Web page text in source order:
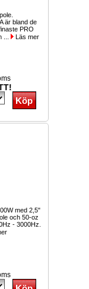
är bland de
PRO
...
Läs mer
med 2,5"
och 50-oz
- 3000Hz.